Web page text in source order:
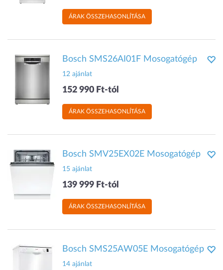
ÁRAK ÖSSZEHASONLÍTÁSA
Bosch SMS26AI01F Mosogatógép
12 ajánlat
152 990 Ft-tól
ÁRAK ÖSSZEHASONLÍTÁSA
Bosch SMV25EX02E Mosogatógép
15 ajánlat
139 999 Ft-tól
ÁRAK ÖSSZEHASONLÍTÁSA
Bosch SMS25AW05E Mosogatógép
14 ajánlat